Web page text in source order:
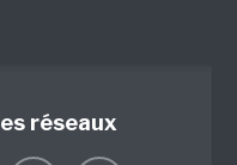
réseaux